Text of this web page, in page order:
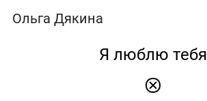
Ольга Дякина
Я люблю тебя